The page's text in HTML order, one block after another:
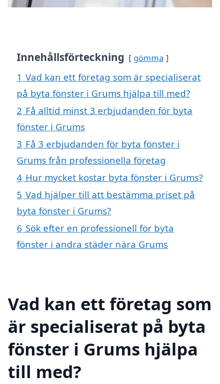
Innehållsförteckning gömma
1 Vad kan ett företag som är specialiserat
på byta fönster i Grums hjälpa till med?
2 Få alltid minst 3 erbjudanden för byta
fönster i Grums
3 Få 3 erbjudanden för byta fönster i
Grums från professionella företag
4 Hur mycket kostar byta fönster i Grums?
5 Vad hjälper till att bestämma priset på
byta fönster i Grums?
6 Sök efter en professionell för byta
fönster i andra städer nära Grums
Vad kan ett företag som
är specialiserat på byta
fönster i Grums hjälpa
till med?